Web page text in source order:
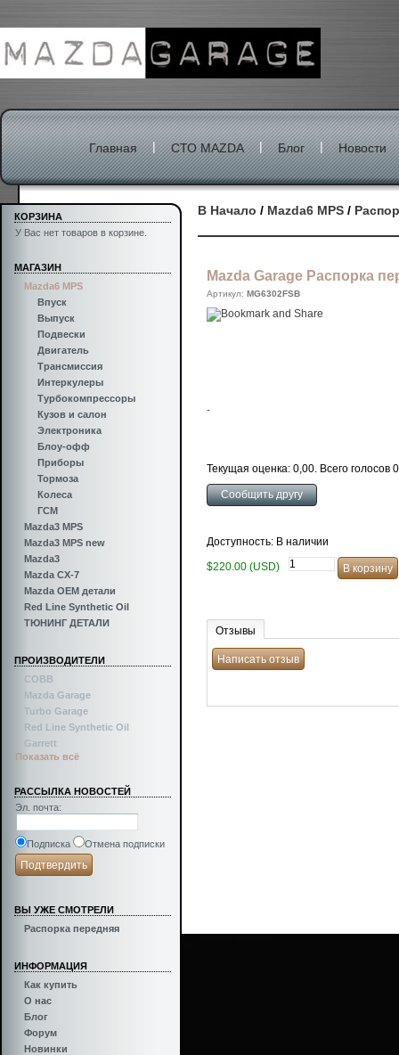
Главная | СТО MAZDA | Блог | Новости
КОРЗИНА
У Вас нет товаров в корзине.
МАГАЗИН
Mazda6 MPS
Впуск
Выпуск
Подвески
Двигатель
Трансмиссия
Интеркулеры
Турбокомпрессоры
Кузов и салон
Электроника
Блоу-офф
Приборы
Тормоза
Колеса
ГСМ
Mazda3 MPS
Mazda3 MPS new
Mazda3
Mazda CX-7
Mazda OEM детали
Red Line Synthetic Oil
ТЮНИНГ ДЕТАЛИ
ПРОИЗВОДИТЕЛИ
COBB
Mazda Garage
Turbo Garage
Red Line Synthetic Oil
Garrett
Показать всё
РАССЫЛКА НОВОСТЕЙ
Эл. почта:
Подписка Отмена подписки
ВЫ УЖЕ СМОТРЕЛИ
Распорка передняя
ИНФОРМАЦИЯ
Как купить
О нас
Блог
Форум
Новинки
В Начало / Mazda6 MPS /
Mazda Garage Распорка
Артикул: MG6302FSB
-
Текущая оценка: 0,00. Всего голосов
Доступность: В наличии
$220.00 (USD)
Отзывы